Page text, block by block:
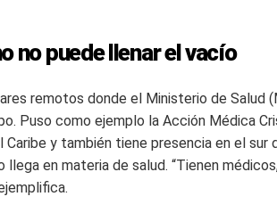
no puede llenar el vacío
remotos donde el Ministerio de Salud
Puso como ejemplo la Acción Médica
y también tiene presencia en el sur
llega en materia de salud. “Tienen